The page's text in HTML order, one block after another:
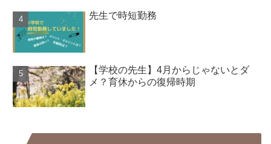
先生で時短勤務
【学校の先生】4月からじゃないとダ
メ？育休からの復帰時期